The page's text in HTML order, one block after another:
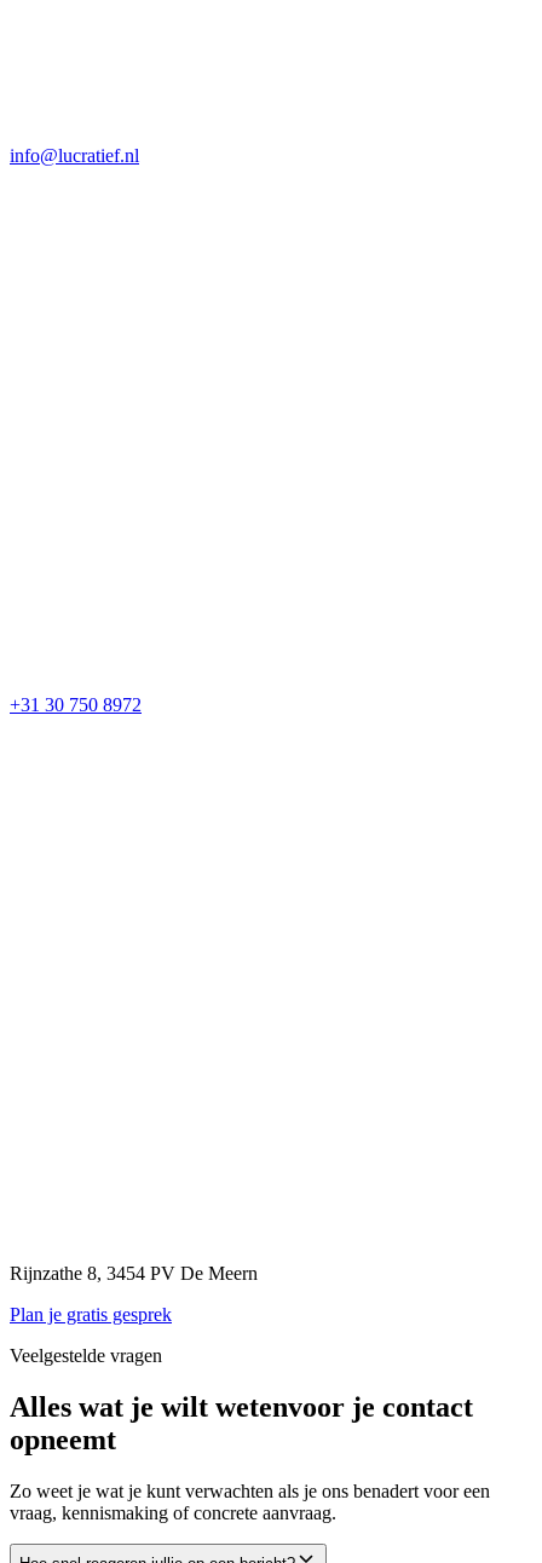
info@lucratief.nl
+31 30 750 8972
Rijnzathe 8, 3454 PV De Meern
Plan je gratis gesprek
Veelgestelde vragen
Alles wat je wilt wetenvoor je contact
opneemt
Zo weet je wat je kunt verwachten als je ons benadert voor een
vraag, kennismaking of concrete aanvraag.